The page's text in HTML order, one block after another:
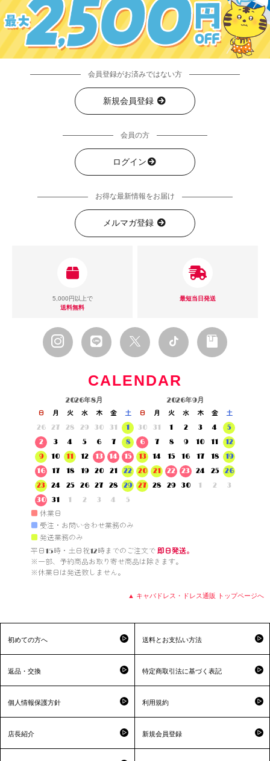
会員登録がお済みではない方
新規会員登録
会員の方
ログイン
お得な最新情報をお届け
メルマガ登録
5,000円以上で
送料無料
最短当日発送
CALENDAR
2026年8月
日 月 火 水 木 金
土
26
27 28 29 30 31
1
2
3 4 5 6 7
8
9
10 11 12 13 14
15
16
17 18 19 20 21
22
23
24 25 26 27 28
29
30
31 1 2 3 4 5
2026年9月
日 月 火 水 木 金
土
30
31 1 2 3 4
5
6
7 8 9 10 11
12
13
14 15 16 17 18
19
20
21 22 23 24 25
26
27
28 29 30 1 2 3
■ 休業日
■ 受注・お問い合わせ業務のみ
■ 発送業務のみ
平日15時・土日祝12時までのご注文で 即日発送。
※一部、予約商品お取り寄せ商品は除きます。
※休業日は発送致しません。
▲ キャバドレス・ドレス通販 トップページへ
初めての方へ 送料とお支払い方法
返品・交換 特定商取引法に基づく表記
個人情報保護方針 利用規約
店長紹介 新規会員登録